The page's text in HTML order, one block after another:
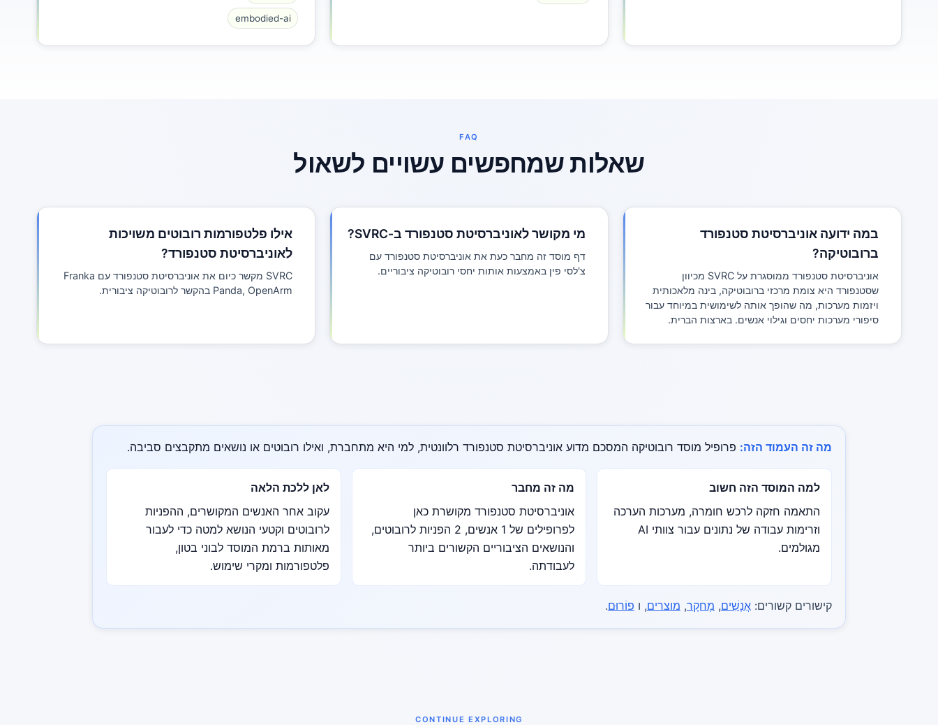
embodied-ai
FAQ
שאלות שמחפשים עשויים לשאול
במה ידועה אוניברסיטת סטנפורד
ברובוטיקה?
אוניברסיטת סטנפורד ממוסגרת על SVRC מכיוון
שסטנפורד היא צומת מרכזי ברובוטיקה, בינה מלאכותית
ויזמות מערכות, מה שהופך אותה לשימושית במיוחד עבור
סיפורי מערכות יחסים וגילוי אנשים. בארצות הברית.
מי מקושר לאוניברסיטת סטנפורד ב-SVRC?
דף מוסד זה מחבר כעת את אוניברסיטת סטנפורד עם
צ'לסי פין באמצעות אותות יחסי רובוטיקה ציבוריים.
אילו פלטפורמות רובוטים משויכות
לאוניברסיטת סטנפורד?
SVRC מקשר כיום את אוניברסיטת סטנפורד עם Franka
Panda, OpenArm בהקשר לרובוטיקה ציבורית.
מה זה העמוד הזה: פרופיל מוסד רובוטיקה המסכם מדוע אוניברסיטת סטנפורד רלוונטית, למי היא מתחברת, ואילו רובוטים או נושאים מתקבצים סביבה.
למה המוסד הזה חשוב
התאמה חזקה לרכש חומרה, מערכות הערכה
וזרימות עבודה של נתונים עבור צוותי AI
מגולמים.
מה זה מחבר
אוניברסיטת סטנפורד מקושרת כאן
לפרופילים של 1 אנשים, 2 הפניות לרובוטים,
והנושאים הציבוריים הקשורים ביותר
לעבודתה.
לאן ללכת הלאה
עקוב אחר האנשים המקושרים, ההפניות
לרובוטים וקטעי הנושא למטה כדי לעבור
מאותות ברמת המוסד לבוני בטון,
פלטפורמות ומקרי שימוש.
קישורים קשורים:אֲנָשִׁים, מֶחקָר, מוצרים, ו פוֹרוּם.
CONTINUE EXPLORING